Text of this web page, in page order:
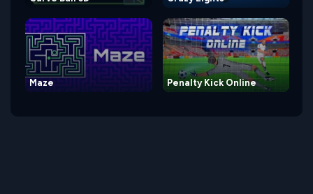
Maze Penalty Kick Online